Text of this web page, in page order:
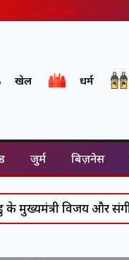
Hindi
खेल धर्म
जुर्म बिज़नेस
और संगीता के रिश्ते